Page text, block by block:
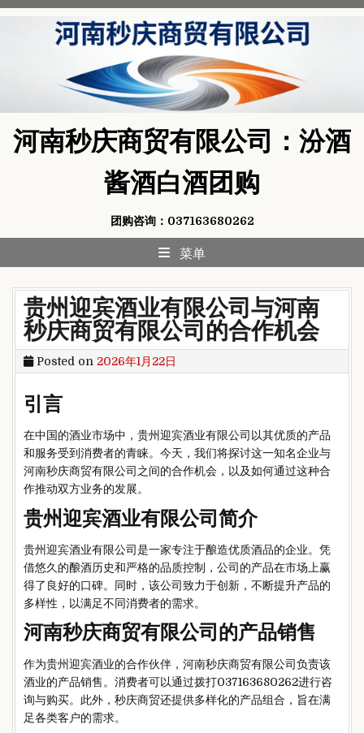
Skip
河南秒庆商贸有限公司：汾酒
酱酒白酒团购
团购咨询：037163680262
菜单
贵州迎宾酒业有限公司与河南
秒庆商贸有限公司的合作机会
Posted on 2026年1月22日
引言
在中国的酒业市场中，贵州迎宾酒业有限公司以其优质的产品
和服务受到消费者的青睐。今天，我们将探讨这一知名企业与
河南秒庆商贸有限公司之间的合作机会，以及如何通过这种合
作推动双方业务的发展。
贵州迎宾酒业有限公司简介
贵州迎宾酒业有限公司是一家专注于酿造优质酒品的企业。凭
借悠久的酿酒历史和严格的品质控制，公司的产品在市场上赢
得了良好的口碑。同时，该公司致力于创新，不断提升产品的
多样性，以满足不同消费者的需求。
河南秒庆商贸有限公司的产品销售
作为贵州迎宾酒业的合作伙伴，河南秒庆商贸有限公司负责该
酒业的产品销售。消费者可以通过拨打037163680262进行咨
询与购买。此外，秒庆商贸还提供多样化的产品组合，旨在满
足各类客户的需求。